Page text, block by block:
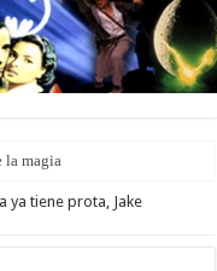
la magia
ya tiene prota, Jake